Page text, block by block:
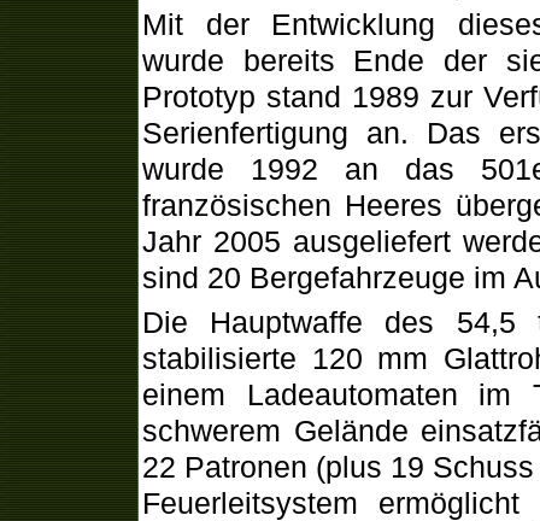
Mit der Entwicklung
wurde bereits Ende der
Prototyp stand 1989 zur
Serienfertigung an. Das
wurde 1992 an das
französischen Heeres
Jahr 2005 ausgeliefert
sind 20 Bergefahrzeuge im
Die Hauptwaffe des
stabilisierte 120 mm
einem Ladeautomaten
schwerem Gelände
22 Patronen (plus 19
Feuerleitsystem